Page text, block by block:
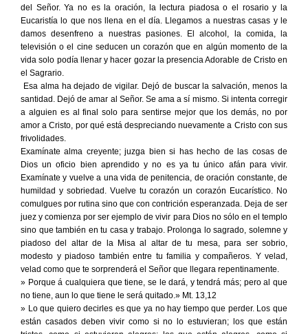
del Señor. Ya no es la oración, la lectura piadosa o el rosario y la
Eucaristía lo que nos llena en el día. Llegamos a nuestras casas y le
damos desenfreno a nuestras pasiones. El alcohol, la comida, la
televisión o el cine seducen un corazón que en algún momento de la
vida solo podía llenar y hacer gozar la presencia Adorable de Cristo en
el Sagrario.
Esa alma ha dejado de vigilar. Dejó de buscar la salvación, menos la
santidad. Dejó de amar al Señor. Se ama a sí mismo. Si intenta corregir
a alguien es al final solo para sentirse mejor que los demás, no por
amor a Cristo, por qué está despreciando nuevamente a Cristo con sus
frivolidades.
Examínate alma creyente; juzga bien si has hecho de las cosas de
Dios un oficio bien aprendido y no es ya tu único afán para vivir.
Examínate y vuelve a una vida de penitencia, de oración constante, de
humildad y sobriedad. Vuelve tu corazón un corazón Eucarístico. No
comulgues por rutina sino que con contrición esperanzada. Deja de ser
juez y comienza por ser ejemplo de vivir para Dios no sólo en el templo
sino que también en tu casa y trabajo. Prolonga lo sagrado, solemne y
piadoso del altar de la Misa al altar de tu mesa, para ser sobrio,
modesto y piadoso también entre tu familia y compañeros. Y velad,
velad como que te sorprenderá el Señor que llegara repentinamente.
» Porque á cualquiera que tiene, se le dará, y tendrá más; pero al que
no tiene, aun lo que tiene le será quitado.» Mt. 13,12
» Lo que quiero decirles es que ya no hay tiempo que perder. Los que
están casados deben vivir como si no lo estuvieran; los que están